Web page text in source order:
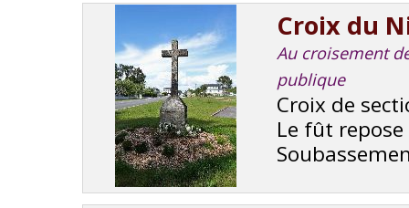
Croix du
Au croisement
publique
Croix de
Le fût